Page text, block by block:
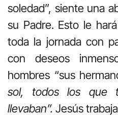
soledad”, siente una
su Padre. Esto le
toda la jornada con
con deseos
hombres “sus
sol, todos los que
llevaban”. Jesús